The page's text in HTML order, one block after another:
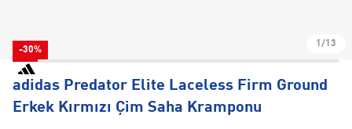
-30%
1/13
adidas Predator Elite Laceless Firm Ground
Erkek Kırmızı Çim Saha Kramponu